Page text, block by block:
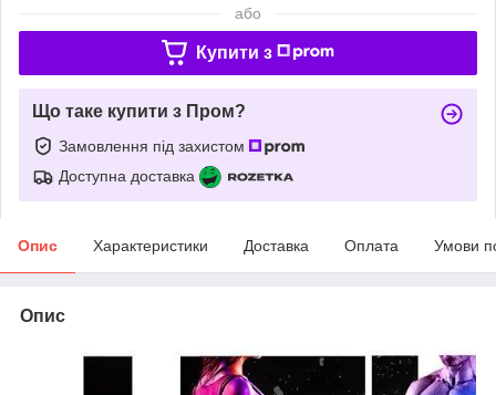
або
Купити з
Що таке купити з Пром?
Замовлення під захистом
Доступна доставка
Опис Характеристики Доставка Оплата Умови
Опис